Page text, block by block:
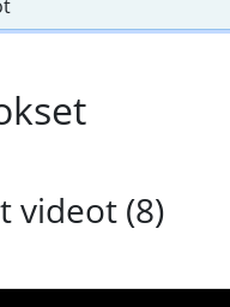
videot (8)